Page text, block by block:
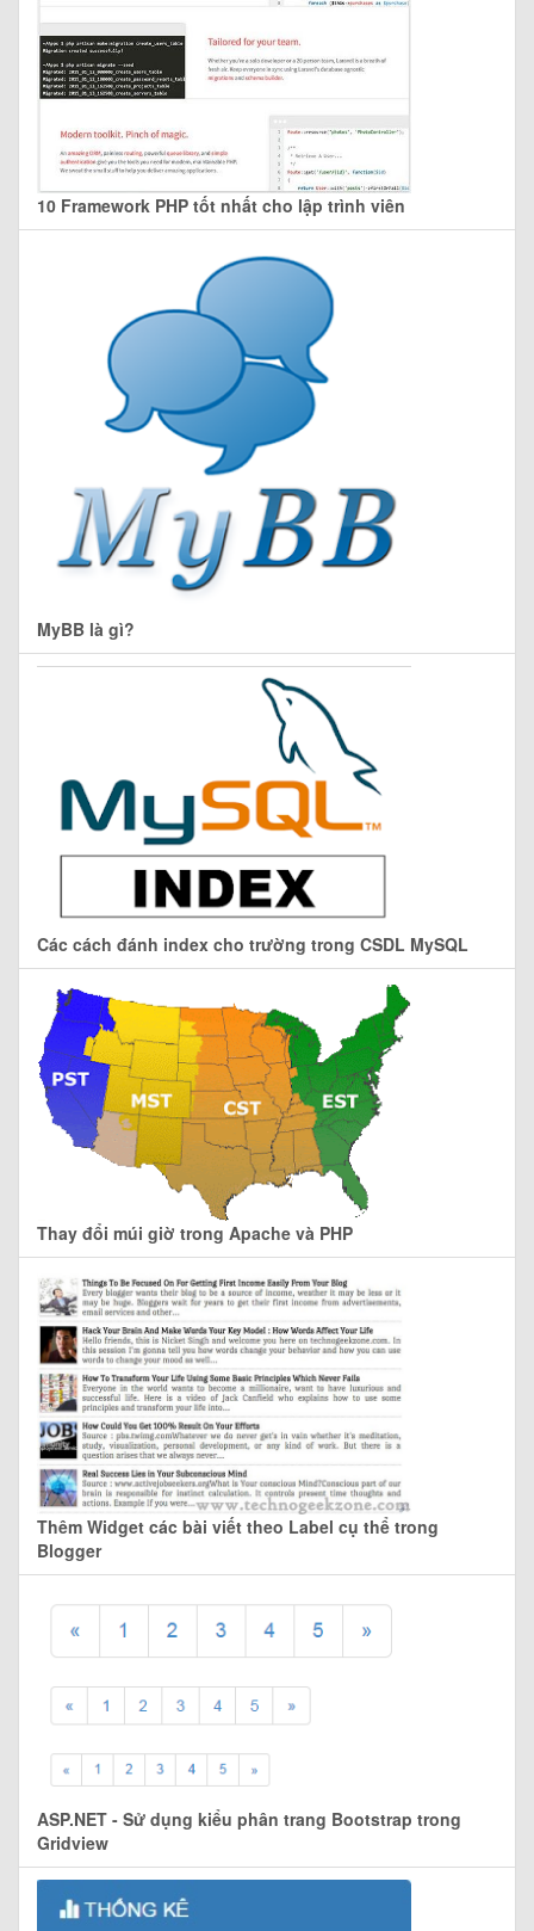
10 Framework PHP tốt nhất cho lập trình viên
MyBB là gì?
Các cách đánh index cho trường trong CSDL MySQL
Thay đổi múi giờ trong Apache và PHP
Thêm Widget các bài viết theo Label cụ thể trong
Blogger
ASP.NET - Sử dụng kiểu phân trang Bootstrap trong
Gridview